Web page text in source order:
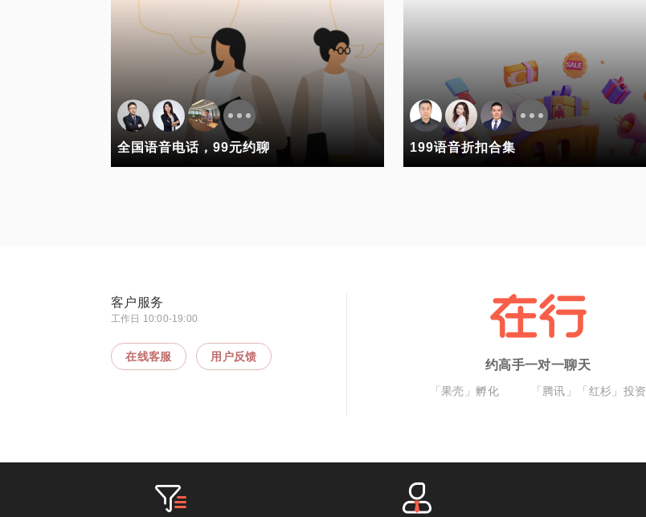
全国语音电话，99元约聊 199语音折扣合集
客户服务
工作日 10:00-19:00
在线客服 用户反馈
约高手一对一聊天
「果壳」孵化 「腾讯」「红杉」投资